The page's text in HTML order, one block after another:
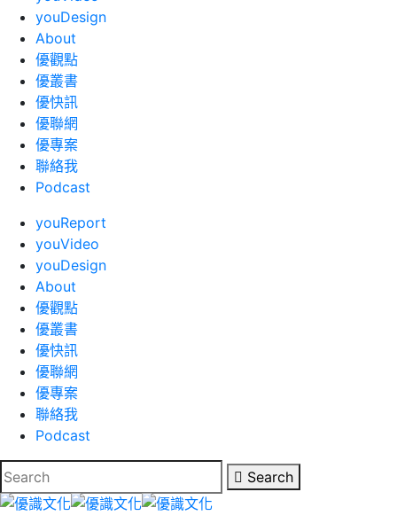
youDesign
About
優觀點
優叢書
優快訊
優聯網
優專案
聯絡我
Podcast
youReport
youVideo
youDesign
About
優觀點
優叢書
優快訊
優聯網
優專案
聯絡我
Podcast
Search